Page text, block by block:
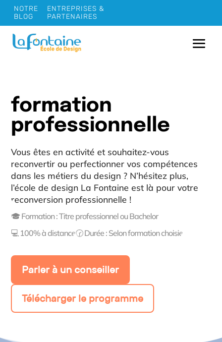
NOTRE
BLOG
ENTREPRISES &
PARTENAIRES
formation
professionnelle
Vous êtes en activité et souhaitez-vous
reconvertir ou perfectionner vos compétences
dans les métiers du design ? N’hésitez plus,
l’école de design La Fontaine est là pour votre
reconversion professionnelle !
🎓 Formation : Titre professionnel ou Bachelor
💻 100% à distance🕝 Durée : Selon formation choisie
Parler à un conseiller
Télécharger le programme